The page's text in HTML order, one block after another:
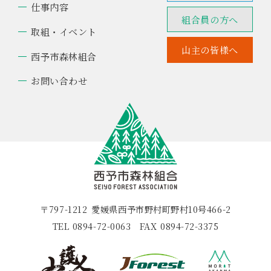
仕事内容
取組・イベント
西予市森林組合
お問い合わせ
組合員の方へ
山主の皆様へ
〒797-1212 愛媛県西予市野村町野村10号466-2
TEL 0894-72-0063 FAX 0894-72-3375